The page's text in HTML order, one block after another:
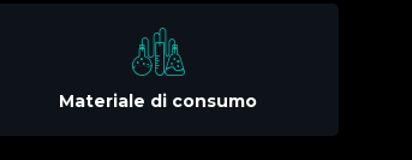
Materiale di consumo